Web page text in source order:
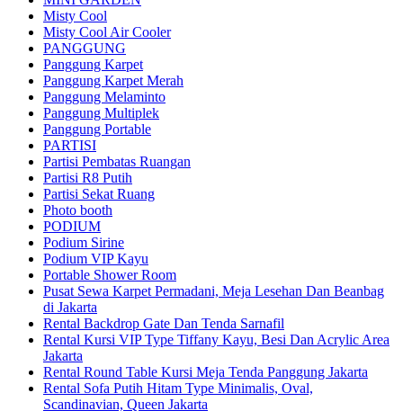
Misty Cool
Misty Cool Air Cooler
PANGGUNG
Panggung Karpet
Panggung Karpet Merah
Panggung Melaminto
Panggung Multiplek
Panggung Portable
PARTISI
Partisi Pembatas Ruangan
Partisi R8 Putih
Partisi Sekat Ruang
Photo booth
PODIUM
Podium Sirine
Podium VIP Kayu
Portable Shower Room
Pusat Sewa Karpet Permadani, Meja Lesehan Dan Beanbag
di Jakarta
Rental Backdrop Gate Dan Tenda Sarnafil
Rental Kursi VIP Type Tiffany Kayu, Besi Dan Acrylic Area
Jakarta
Rental Round Table Kursi Meja Tenda Panggung Jakarta
Rental Sofa Putih Hitam Type Minimalis, Oval,
Scandinavian, Queen Jakarta